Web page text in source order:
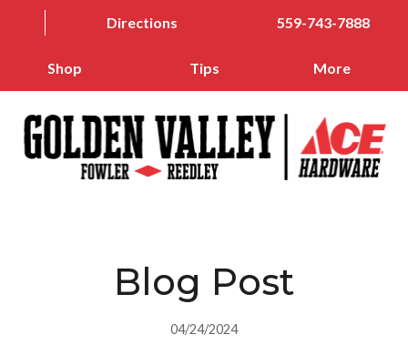
Directions 559-743-7888
Shop Tips More
Blog Post
04/24/2024